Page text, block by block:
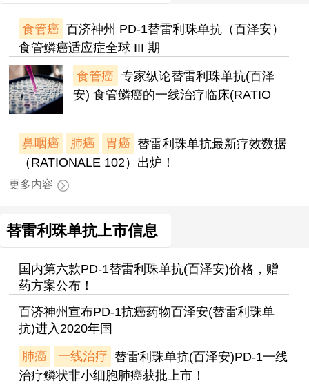
食管癌 百济神州 PD-1替雷利珠单抗（百泽安）
食管鳞癌适应症全球 III 期
食管癌 专家纵论替雷利珠单抗(百泽
安) 食管鳞癌的一线治疗临床(RATIO
鼻咽癌 肺癌 胃癌 替雷利珠单抗最新疗效数据
（RATIONALE 102）出炉！
更多内容
替雷利珠单抗上市信息
国内第六款PD-1替雷利珠单抗(百泽安)价格，赠
药方案公布！
百济神州宣布PD-1抗癌药物百泽安(替雷利珠单
抗)进入2020年国
肺癌 一线治疗 替雷利珠单抗(百泽安)PD-1一线
治疗鳞状非小细胞肺癌获批上市！